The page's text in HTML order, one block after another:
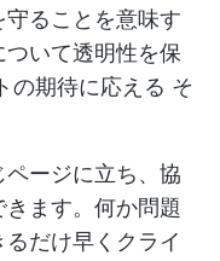
ることを意味す
いて透明性を保
の期待に応える そ
ージに立ち、協
ます。何か問題
だけ早くクライ